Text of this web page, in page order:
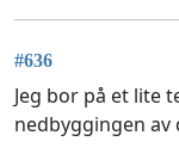
#636
Jeg bor på et lite
nedbyggingen